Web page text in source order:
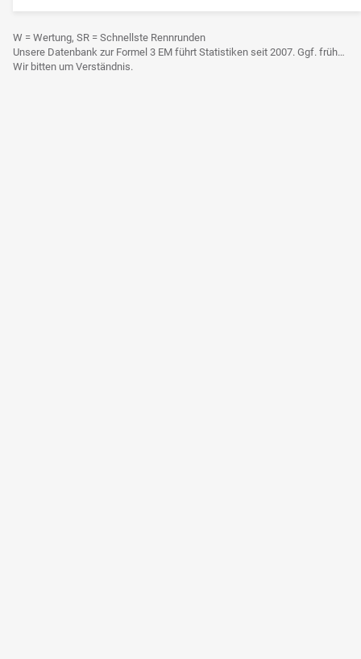
W = Wertung, SR = Schnellste Rennrunden
Unsere Datenbank zur Formel 3 EM führt Statistiken seit 2007. Ggf. frühere Daten sind derzeit noch nicht berücksichtigt.
Wir bitten um Verständnis.